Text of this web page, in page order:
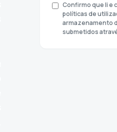
Confirmo que li e
políticas de
armazenamento
submetidos